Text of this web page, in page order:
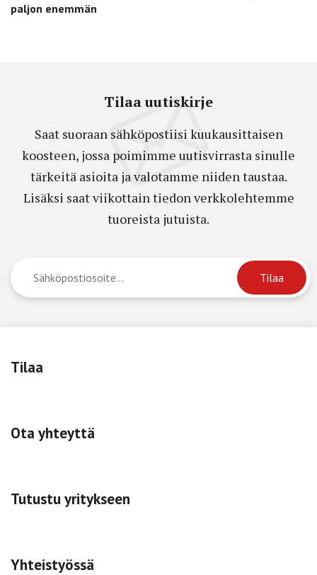
paljon enemmän
Tilaa uutiskirje
Saat suoraan sähköpostiisi kuukausittaisen
koosteen, jossa poimimme uutisvirrasta sinulle
tärkeitä asioita ja valotamme niiden taustaa.
Lisäksi saat viikottain tiedon verkkolehtemme
tuoreista jutuista.
Tilaa
Ota yhteyttä
Tutustu yritykseen
Yhteistyössä